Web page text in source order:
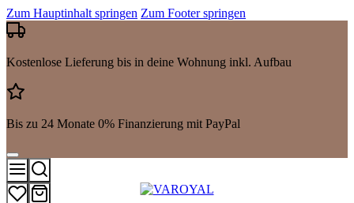
Zum Hauptinhalt springen Zum Footer springen
Kostenlose Lieferung bis in deine Wohnung inkl. Aufbau
Bis zu 24 Monate 0% Finanzierung mit PayPal